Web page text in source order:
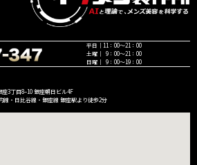
平日｜11：00〜21：00
土曜｜ 9：00〜21：00
日曜｜ 9：00〜19：00
3丁目8−10 銀座朝日ビル4F
線・日比谷線・銀座線 銀座駅より徒歩2分